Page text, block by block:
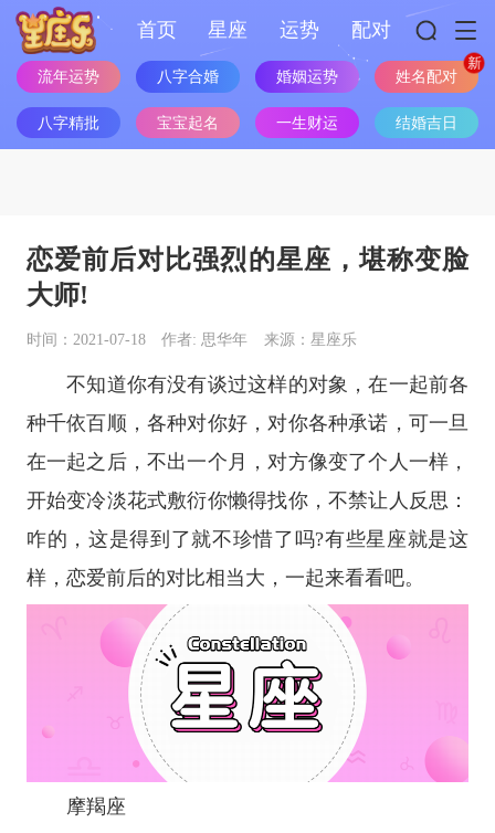
首页 星座 运势 配对
流年运势 八字合婚 婚姻运势 姓名配对
八字精批 宝宝起名 一生财运 结婚吉日
恋爱前后对比强烈的星座，堪称变脸
大师!
时间：2021-07-18 作者: 思华年 来源：星座乐
不知道你有没有谈过这样的对象，在一起前各
种千依百顺，各种对你好，对你各种承诺，可一旦
在一起之后，不出一个月，对方像变了个人一样，
开始变冷淡花式敷衍你懒得找你，不禁让人反思：
咋的，这是得到了就不珍惜了吗?有些星座就是这
样，恋爱前后的对比相当大，一起来看看吧。
摩羯座